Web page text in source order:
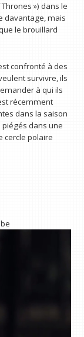
») dans le
davantage, mais
le brouillard
confronté à des
survivre, ils
à qui ils
récemment
dans la saison
dans une
cercle polaire